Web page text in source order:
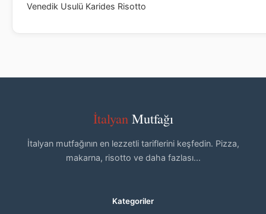
Venedik Usulü Karides Risotto
İtalyan Mutfağı
İtalyan mutfağının en lezzetli tariflerini keşfedin. Pizza,
makarna, risotto ve daha fazlası...
Kategoriler